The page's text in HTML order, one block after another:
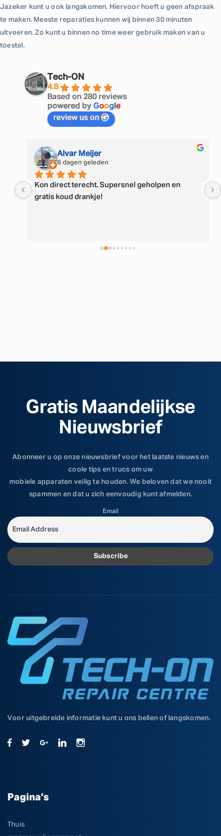
Jazeker kunt u ook langskomen. Hiervoor hoeft u geen afspraak
te maken. Meeste reparaties kunnen wij binnen 30 minuten
uitvoeren. Zo kunt u binnen no time weer gebruik maken van u
toestel.
Tech-ON
4.8
Based on 280 reviews
powered by Goog e
review us on
Alvar Meijer
8 dagen geleden
Kon direct terecht. Supersnel geholpen en
gratis koud drankje!
Gratis Maandelijkse
Nieuwsbrief
Abonneer u op onze nieuwsbrief voor het laatste nieuws en
coole tips en trucs om uw
mobiele apparaten veilig te houden. We beloven dat we nooit
spammen en dat u zich eenvoudig kunt afmelden.
Email
Voor uitgebreide informatie kunt u ons bellen of langskomen.
Pagina’s
Thuis